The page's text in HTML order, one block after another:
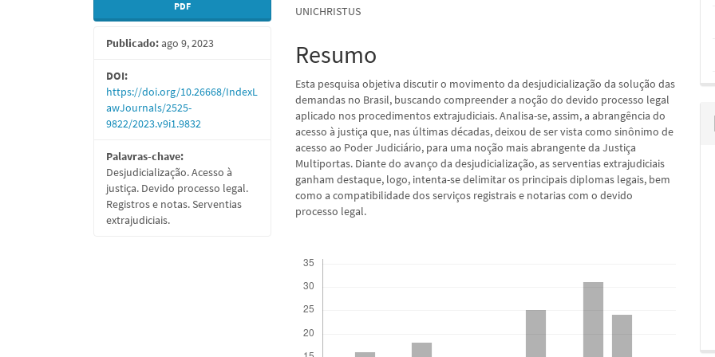
lateral
de
artigos
PDF
Publicado:ago 9, 2023
DOI:
https://doi.org/10.26668/IndexL
awJournals/2525-
9822/2023.v9i1.9832
Palavras-chave:
Desjudicialização. Acesso à
justiça. Devido processo legal.
Registros e notas. Serventias
extrajudiciais.
do
artigo
principal
UNICHRISTUS
Resumo
Esta pesquisa objetiva discutir o movimento da desjudicialização da solução das
demandas no Brasil, buscando compreender a noção do devido processo legal
aplicado nos procedimentos extrajudiciais. Analisa-se, assim, a abrangência do
acesso à justiça que, nas últimas décadas, deixou de ser vista como sinônimo de
acesso ao Poder Judiciário, para uma noção mais abrangente da Justiça
Multiportas. Diante do avanço da desjudicialização, as serventias extrajudiciais
ganham destaque, logo, intenta-se delimitar os principais diplomas legais, bem
como a compatibilidade dos serviços registrais e notarias com o devido
processo legal.